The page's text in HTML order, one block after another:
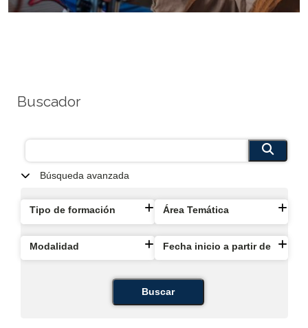
Buscador
Búsqueda avanzada
Tipo de formación Área Temática
Modalidad Fecha inicio a partir de
Buscar